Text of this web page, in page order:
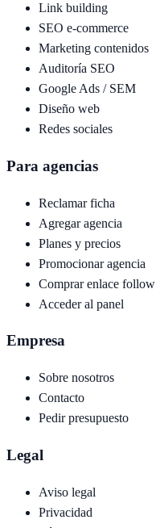
Link building
SEO e-commerce
Marketing contenidos
Auditoría SEO
Google Ads / SEM
Diseño web
Redes sociales
Para agencias
Reclamar ficha
Agregar agencia
Planes y precios
Promocionar agencia
Comprar enlace follow
Acceder al panel
Empresa
Sobre nosotros
Contacto
Pedir presupuesto
Legal
Aviso legal
Privacidad